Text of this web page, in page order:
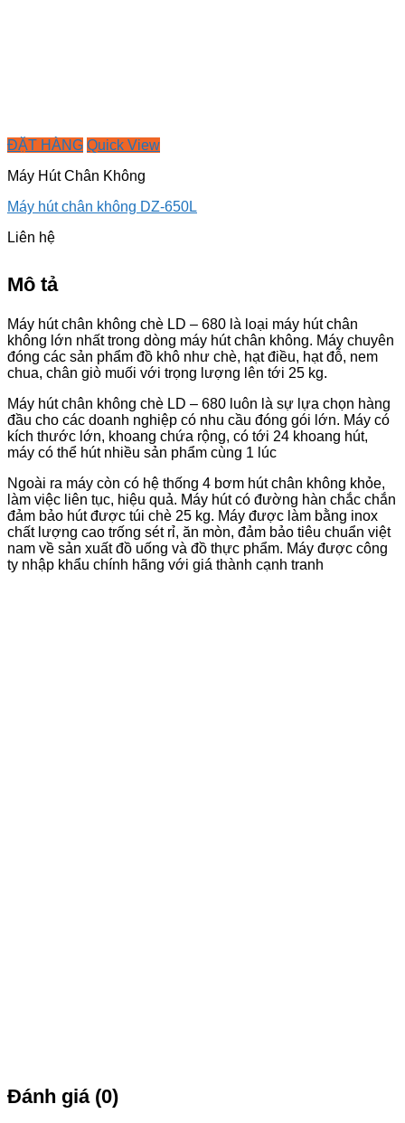
ĐẶT HÀNG Quick View
Máy Hút Chân Không
Máy hút chân không DZ-650L
Liên hệ
Mô tả
Máy hút chân không chè LD – 680 là loại máy hút chân
không lớn nhất trong dòng máy hút chân không. Máy chuyên
đóng các sản phẩm đồ khô như chè, hạt điều, hạt đỗ, nem
chua, chân giò muối với trọng lượng lên tới 25 kg.
Máy hút chân không chè LD – 680 luôn là sự lựa chọn hàng
đầu cho các doanh nghiệp có nhu cầu đóng gói lớn. Máy có
kích thước lớn, khoang chứa rộng, có tới 24 khoang hút,
máy có thể hút nhiều sản phẩm cùng 1 lúc
Ngoài ra máy còn có hệ thống 4 bơm hút chân không khỏe,
làm việc liên tục, hiệu quả. Máy hút có đường hàn chắc chắn
đảm bảo hút được túi chè 25 kg. Máy được làm bằng inox
chất lượng cao trống sét rỉ, ăn mòn, đảm bảo tiêu chuẩn việt
nam về sản xuất đồ uống và đồ thực phẩm. Máy được công
ty nhập khẩu chính hãng với giá thành cạnh tranh
Đánh giá (0)